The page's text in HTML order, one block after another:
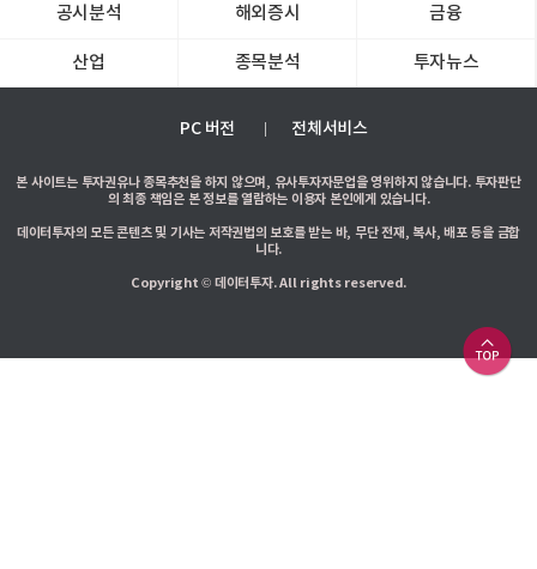
공시분석 해외증시 금융
산업 종목분석 투자뉴스
PC 버전 전체서비스
본 사이트는 투자권유나 종목추천을 하지 않으며, 유사투자자문업을 영위하지 않습니다. 투자판단
의 최종 책임은 본 정보를 열람하는 이용자 본인에게 있습니다.
데이터투자의 모든 콘텐츠 및 기사는 저작권법의 보호를 받는 바, 무단 전재, 복사, 배포 등을 금합
니다.
Copyright © 데이터투자. All rights reserved.